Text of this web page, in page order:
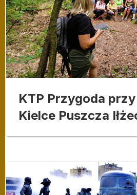
KTP Przygoda
Kielce Puszcza